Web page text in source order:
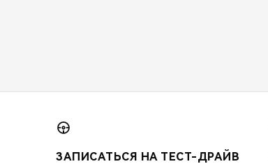
ЗАПИСАТЬСЯ НА ТЕСТ-ДРАЙВ